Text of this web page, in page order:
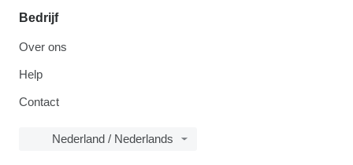
Bedrijf
Over ons
Help
Contact
Nederland / Nederlands